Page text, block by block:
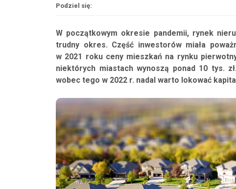
Podziel się:
W początkowym okresie pandemii, rynek
trudny okres. Część inwestorów miała
w 2021 roku ceny mieszkań na rynku
niektórych miastach wynoszą ponad 10 tys.
wobec tego w 2022 r. nadal warto lokować